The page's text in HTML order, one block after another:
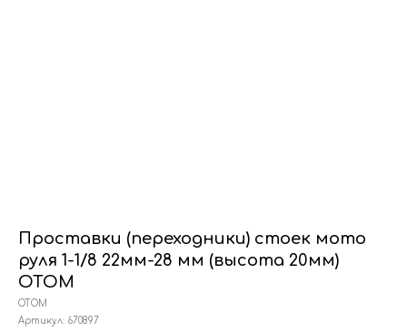
Проставки (переходники) стоек мото
руля 1-1/8 22мм-28 мм (высота 20мм)
ОТОМ
ОТОМ
Артикул: 670897